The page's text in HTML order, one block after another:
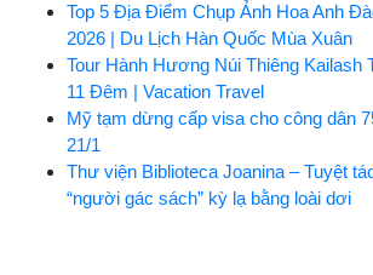
Top 5 Địa Điểm Chụp Ảnh Hoa Anh
2026 | Du Lịch Hàn Quốc Mùa Xuân
Tour Hành Hương Núi Thiêng Kailash
11 Đêm | Vacation Travel
Mỹ tạm dừng cấp visa cho công dân
21/1
Thư viện Biblioteca Joanina – Tuyệt
“người gác sách” kỳ lạ bằng loài dơi